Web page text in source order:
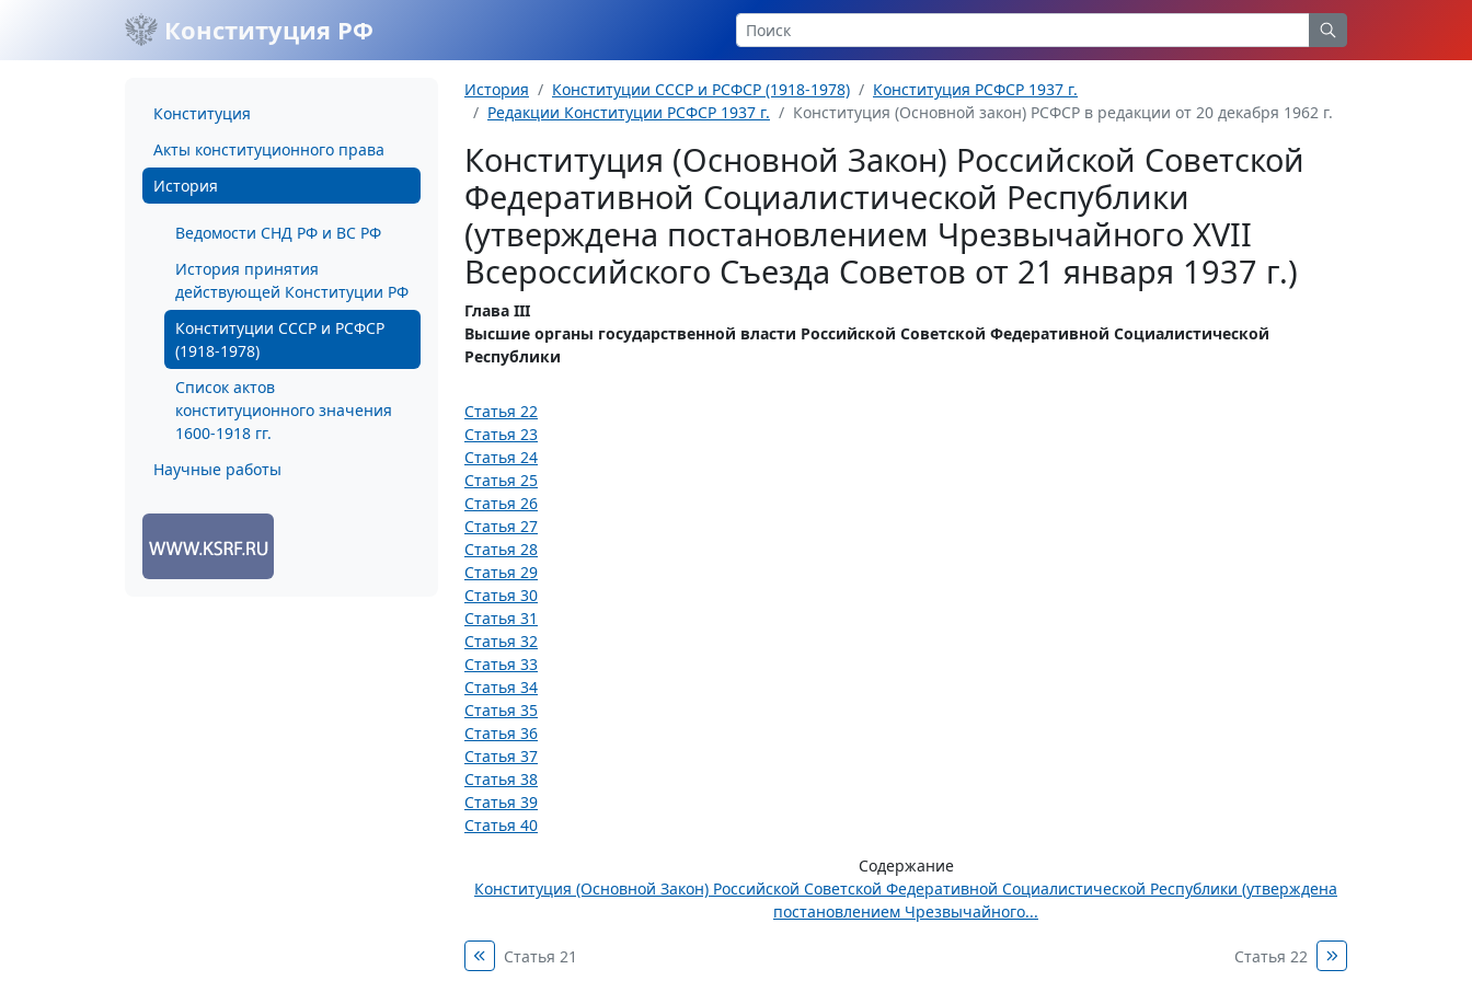
Конституция РФ
Конституция
Акты конституционного права
История
Ведомости СНД РФ и ВС РФ
История принятия
действующей Конституции РФ
Конституции СССР и РСФСР
(1918-1978)
Список актов
конституционного значения
1600-1918 гг.
Научные работы
История Конституции СССР и РСФСР (1918-1978)
Конституция РСФСР 1937 г.
Редакции Конституции РСФСР 1937 г.
Конституция (Основной закон) РСФСР в редакции от 20 декабря 1962 г.
Конституция (Основной Закон) Российской Советской
Федеративной Социалистической Республики
(утверждена постановлением Чрезвычайного XVII
Всероссийского Съезда Советов от 21 января 1937 г.)
Глава III
Высшие органы государственной власти Российской Советской Федеративной Социалистической
Республики
Статья 22
Статья 23
Статья 24
Статья 25
Статья 26
Статья 27
Статья 28
Статья 29
Статья 30
Статья 31
Статья 32
Статья 33
Статья 34
Статья 35
Статья 36
Статья 37
Статья 38
Статья 39
Статья 40
Содержание
Конституция (Основной Закон) Российской Советской Федеративной Социалистической Республики (утверждена
постановлением Чрезвычайного...
Статья 21 Статья 22